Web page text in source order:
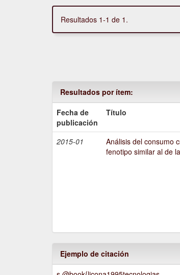
Resultados 1-1 de 1.
Resultados por ítem:
Fecha de
publicación
Título
2015-01
Análisis del consumo
fenotipo similar al de
Ejemplo de citación